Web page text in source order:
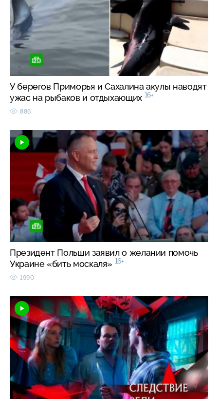
У берегов Приморья и Сахалина акулы наводят
ужас на рыбаков и отдыхающих 16+
886
Президент Польши заявил о желании помочь
Украине «бить москаля» 16+
1990